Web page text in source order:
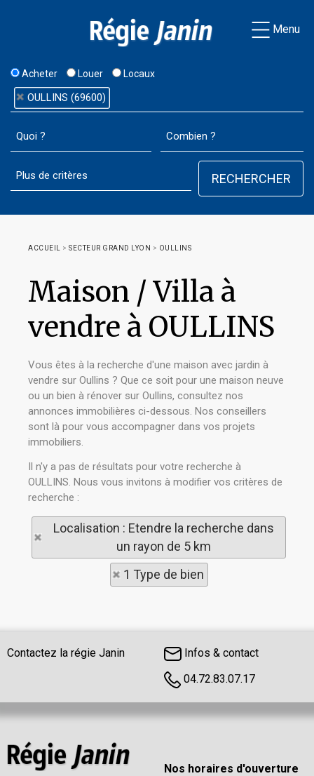
Menu
Acheter Louer Locaux
OULLINS (69600)
ACCUEIL > SECTEUR GRAND LYON > OULLINS
Maison / Villa à
vendre à OULLINS
Vous êtes à la recherche d'une maison avec jardin à
vendre sur Oullins ? Que ce soit pour une maison neuve
ou un bien à rénover sur Oullins, consultez nos
annonces immobilières ci-dessous. Nos conseillers
sont là pour vous accompagner dans vos projets
immobiliers.
Il n'y a pas de résultats pour votre recherche à
OULLINS. Nous vous invitons à modifier vos critères de
recherche :
Localisation : Etendre la recherche dans
un rayon de 5 km
1 Type de bien
Contactez la régie Janin
Infos & contact
04.72.83.07.17
Nos horaires d'ouverture